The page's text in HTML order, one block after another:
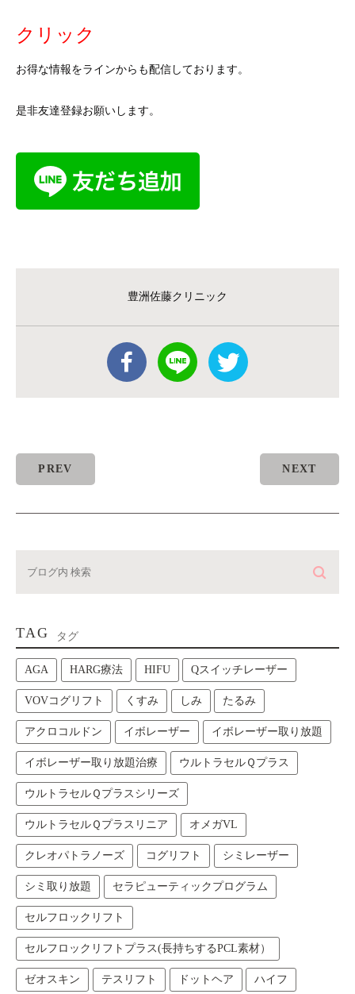
クリック
お得な情報をラインからも配信しております。
是非友達登録お願いします。
豊洲佐藤クリニック
PREV NEXT
TAG タグ
AGA HARG療法 HIFU Qスイッチレーザー
VOVコグリフト くすみ しみ たるみ
アクロコルドン イボレーザー イボレーザー取り放題
イボレーザー取り放題治療 ウルトラセルＱプラス
ウルトラセルＱプラスシリーズ
ウルトラセルＱプラスリニア オメガVL
クレオパトラノーズ コグリフト シミレーザー
シミ取り放題 セラピューティックプログラム
セルフロックリフト
セルフロックリフトプラス(長持ちするPCL素材）
ゼオスキン テスリフト ドットヘア ハイフ